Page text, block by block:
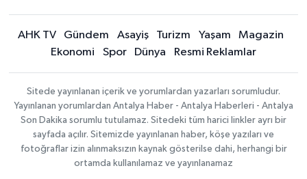
AHK TV Gündem Asayiş Turizm Yaşam
Magazin
Ekonomi
Spor Dünya Resmi Reklamlar
Sitede yayınlanan içerik ve yorumlardan yazarları sorumludur.
Yayınlanan yorumlardan Antalya Haber - Antalya Haberleri - Antalya
Son Dakika sorumlu tutulamaz. Sitedeki tüm harici linkler ayrı bir
sayfada açılır. Sitemizde yayınlanan haber, köşe yazıları ve
fotoğraflar izin alınmaksızın kaynak gösterilse dahi, herhangi bir
ortamda kullanılamaz ve yayınlanamaz